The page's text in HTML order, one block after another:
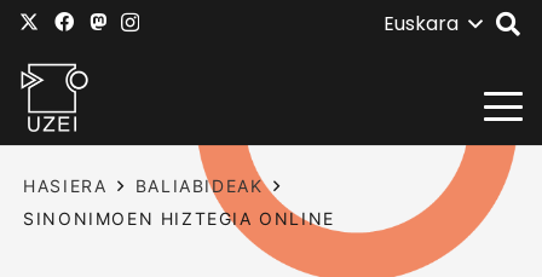
Euskara
HASIERA
BALIABIDEAK
SINONIMOEN HIZTEGIA ONLINE